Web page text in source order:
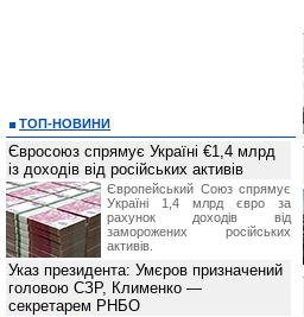
ТОП-НОВИНИ
Євросоюз спрямує Україні €1,4 млрд
із доходів від російських активів
Європейський Союз спрямує
Україні 1,4 млрд євро за
рахунок доходів від
заморожених російських
активів.
Указ президента: Умєров призначений
головою СЗР, Клименко —
секретарем РНБО